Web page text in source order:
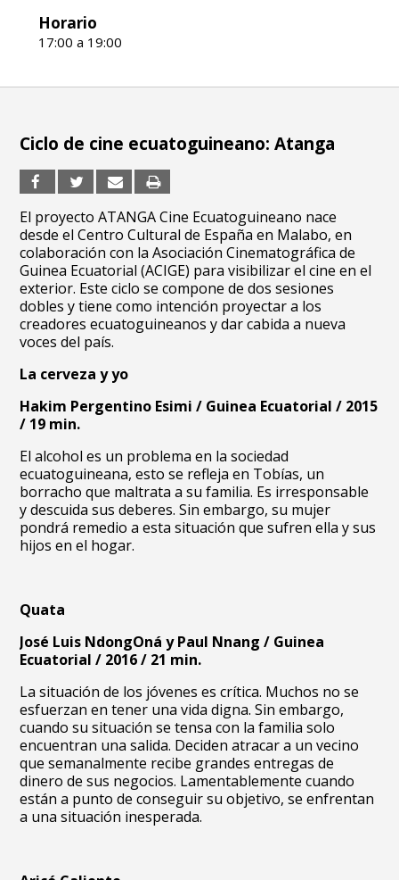
Horario
17:00 a 19:00
Ciclo de cine ecuatoguineano: Atanga
El proyecto ATANGA Cine Ecuatoguineano nace
desde el Centro Cultural de España en Malabo, en
colaboración con la Asociación Cinematográfica de
Guinea Ecuatorial (ACIGE) para visibilizar el cine en el
exterior. Este ciclo se compone de dos sesiones
dobles y tiene como intención proyectar a los
creadores ecuatoguineanos y dar cabida a nueva
voces del país.
La cerveza y yo
Hakim Pergentino Esimi / Guinea Ecuatorial / 2015
/ 19 min.
El alcohol es un problema en la sociedad
ecuatoguineana, esto se refleja en Tobías, un
borracho que maltrata a su familia. Es irresponsable
y descuida sus deberes. Sin embargo, su mujer
pondrá remedio a esta situación que sufren ella y sus
hijos en el hogar.
Quata
José Luis NdongOná y Paul Nnang / Guinea
Ecuatorial / 2016 / 21 min.
La situación de los jóvenes es crítica. Muchos no se
esfuerzan en tener una vida digna. Sin embargo,
cuando su situación se tensa con la familia solo
encuentran una salida. Deciden atracar a un vecino
que semanalmente recibe grandes entregas de
dinero de sus negocios. Lamentablemente cuando
están a punto de conseguir su objetivo, se enfrentan
a una situación inesperada.